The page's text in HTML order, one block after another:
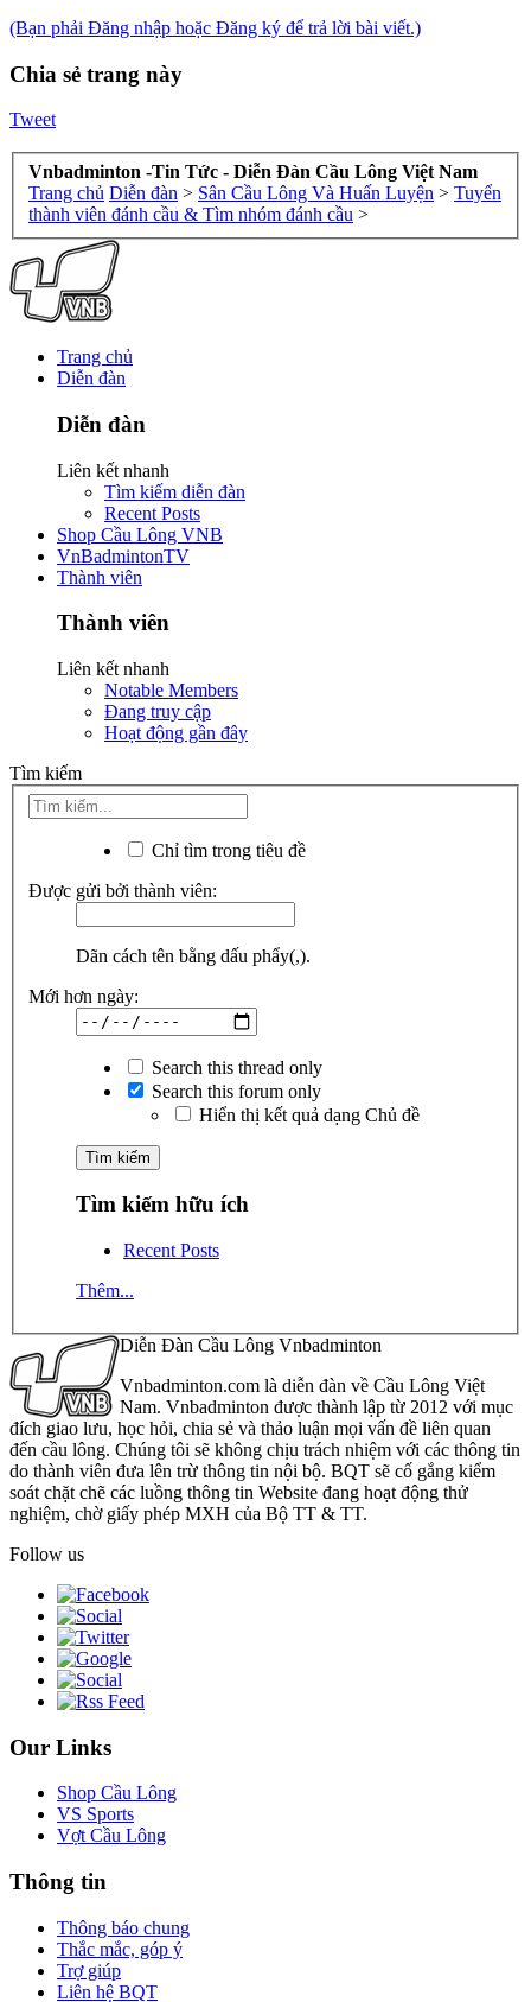
(Bạn phải Đăng nhập hoặc Đăng ký để trả lời bài viết.)
Chia sẻ trang này
Tweet
Vnbadminton -Tin Tức - Diễn Đàn Cầu Lông Việt Nam
Trang chủ Diễn đàn > Sân Cầu Lông Và Huấn Luyện > Tuyển
thành viên đánh cầu & Tìm nhóm đánh cầu >
Trang chủ
Diễn đàn
Diễn đàn
Liên kết nhanh
Tìm kiếm diễn đàn
Recent Posts
Shop Cầu Lông VNB
VnBadmintonTV
Thành viên
Thành viên
Liên kết nhanh
Notable Members
Đang truy cập
Hoạt động gần đây
Tìm kiếm
Chỉ tìm trong tiêu đề
Được gửi bởi thành viên:
Dãn cách tên bằng dấu phẩy(,).
Mới hơn ngày:
Search this thread only
Search this forum only
Hiển thị kết quả dạng Chủ đề
Tìm kiếm hữu ích
Recent Posts
Thêm...
Diễn Đàn Cầu Lông Vnbadminton
Vnbadminton.com là diễn đàn về Cầu Lông Việt
Nam. Vnbadminton được thành lập từ 2012 với mục
đích giao lưu, học hỏi, chia sẻ và thảo luận mọi vấn đề liên quan
đến cầu lông. Chúng tôi sẽ không chịu trách nhiệm với các thông tin
do thành viên đưa lên trừ thông tin nội bộ. BQT sẽ cố gắng kiểm
soát chặt chẽ các luồng thông tin Website đang hoạt động thử
nghiệm, chờ giấy phép MXH của Bộ TT & TT.
Follow us
Our Links
Shop Cầu Lông
VS Sports
Vợt Cầu Lông
Thông tin
Thông báo chung
Thắc mắc, góp ý
Trợ giúp
Liên hệ BQT